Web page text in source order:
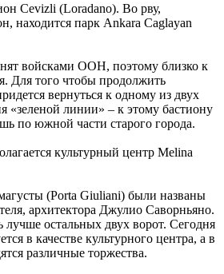
Cevizli (Loradano). Во рву,
находится парк Ankara Caglayan
войсками ООН, поэтому близко к
Для того чтобы продолжить
вернуться к одному из двух
«зеленой линии» – к этому бастиону
по южной части старого города.
культурный центр Melina
(Porta Giuliani) были названы
архитектора Джулио Саворньяно.
лучше остальных двух ворот. Сегодня
в качестве культурного центра, а в
различные торжества.